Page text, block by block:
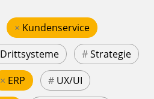
× Kundenservice
Drittsysteme #Strategie
× ERP # UX/UI